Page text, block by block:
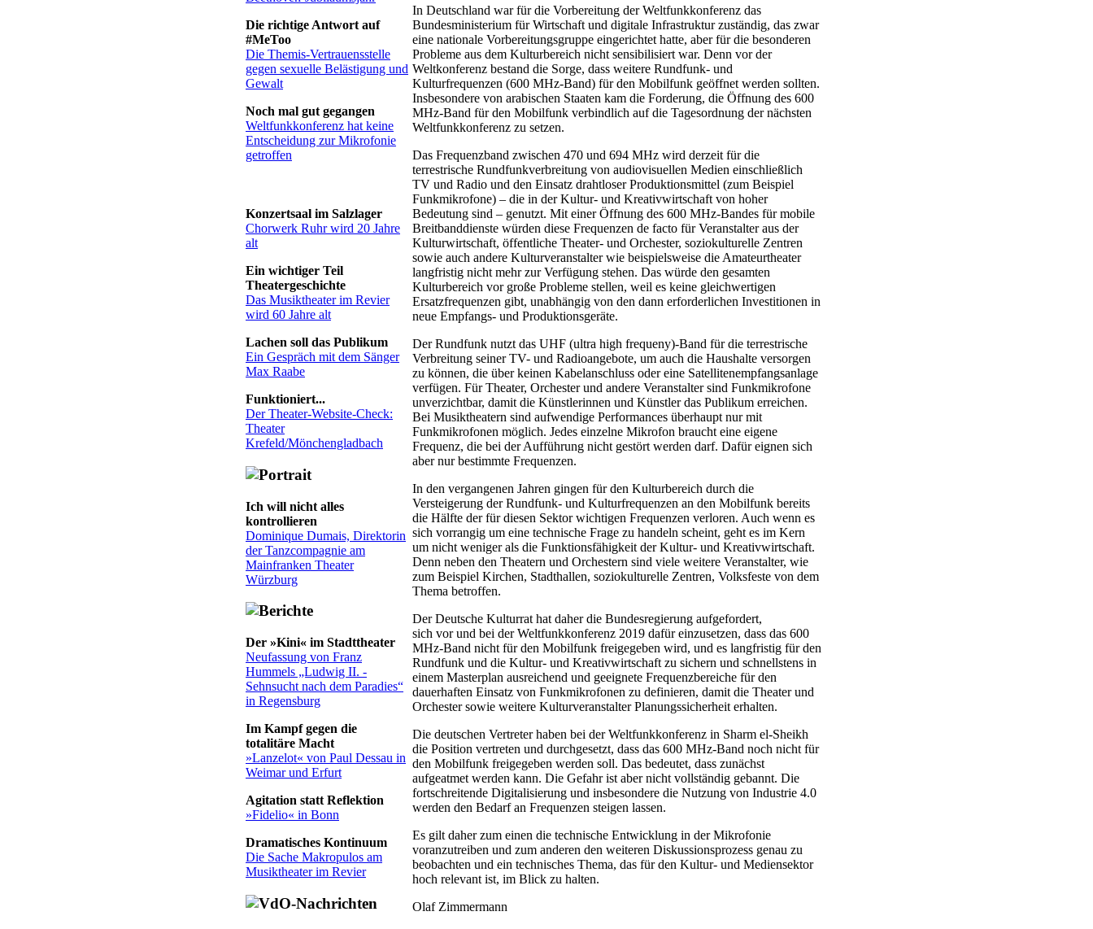
Die richtige Antwort auf
#MeToo
Die Themis-Vertrauensstelle
gegen sexuelle Belästigung und
Gewalt
Noch mal gut gegangen
Weltfunkkonferenz hat keine
Entscheidung zur Mikrofonie
getroffen
Konzertsaal im Salzlager
Chorwerk Ruhr wird 20 Jahre
alt
Ein wichtiger Teil
Theatergeschichte
Das Musiktheater im Revier
wird 60 Jahre alt
Lachen soll das Publikum
Ein Gespräch mit dem Sänger
Max Raabe
Funktioniert...
Der Theater-Website-Check:
Theater
Krefeld/Mönchengladbach
Ich will nicht alles
kontrollieren
Dominique Dumais, Direktorin
der Tanzcompagnie am
Mainfranken Theater
Würzburg
Der »Kini« im Stadttheater
Neufassung von Franz
Hummels „Ludwig II. -
Sehnsucht nach dem Paradies“
in Regensburg
Im Kampf gegen die
totalitäre Macht
»Lanzelot« von Paul Dessau in
Weimar und Erfurt
Agitation statt Reflektion
»Fidelio« in Bonn
Dramatisches Kontinuum
Die Sache Makropulos am
Musiktheater im Revier
In Deutschland war für die Vorbereitung der Weltfunkkonferenz das
Bundesministerium für Wirtschaft und digitale Infrastruktur zuständig, das zwar
eine nationale Vorbereitungsgruppe eingerichtet hatte, aber für die besonderen
Probleme aus dem Kulturbereich nicht sensibilisiert war. Denn vor der
Weltkonferenz bestand die Sorge, dass weitere Rundfunk- und
Kulturfrequenzen (600 MHz-Band) für den Mobilfunk geöffnet werden sollten.
Insbesondere von arabischen Staaten kam die Forderung, die Öffnung des 600
MHz-Band für den Mobilfunk verbindlich auf die Tagesordnung der nächsten
Weltfunkkonferenz zu setzen.
Das Frequenzband zwischen 470 und 694 MHz wird derzeit für die
terrestrische Rundfunkverbreitung von audiovisuellen Medien einschließlich
TV und Radio und den Einsatz drahtloser Produktionsmittel (zum Beispiel
Funkmikrofone) – die in der Kultur- und Kreativwirtschaft von hoher
Bedeutung sind – genutzt. Mit einer Öffnung des 600 MHz-Bandes für mobile
Breitbanddienste würden diese Frequenzen de facto für Veranstalter aus der
Kulturwirtschaft, öffentliche Theater- und Orchester, soziokulturelle Zentren
sowie auch andere Kulturveranstalter wie beispielsweise die Amateurtheater
langfristig nicht mehr zur Verfügung stehen. Das würde den gesamten
Kulturbereich vor große Probleme stellen, weil es keine gleichwertigen
Ersatzfrequenzen gibt, unabhängig von den dann erforderlichen Investitionen in
neue Empfangs- und Produktionsgeräte.
Der Rundfunk nutzt das UHF (ultra high frequeny)-Band für die terrestrische
Verbreitung seiner TV- und Radioangebote, um auch die Haushalte versorgen
zu können, die über keinen Kabelanschluss oder eine Satellitenempfangsanlage
verfügen. Für Theater, Orchester und andere Veranstalter sind Funkmikrofone
unverzichtbar, damit die Künstlerinnen und Künstler das Publikum erreichen.
Bei Musiktheatern sind aufwendige Performances überhaupt nur mit
Funkmikrofonen möglich. Jedes einzelne Mikrofon braucht eine eigene
Frequenz, die bei der Aufführung nicht gestört werden darf. Dafür eignen sich
aber nur bestimmte Frequenzen.
In den vergangenen Jahren gingen für den Kulturbereich durch die
Versteigerung der Rundfunk- und Kulturfrequenzen an den Mobilfunk bereits
die Hälfte der für diesen Sektor wichtigen Frequenzen verloren. Auch wenn es
sich vorrangig um eine technische Frage zu handeln scheint, geht es im Kern
um nicht weniger als die Funktionsfähigkeit der Kultur- und Kreativwirtschaft.
Denn neben den Theatern und Orchestern sind viele weitere Veranstalter, wie
zum Beispiel Kirchen, Stadthallen, soziokulturelle Zentren, Volksfeste von dem
Thema betroffen.
Der Deutsche Kulturrat hat daher die Bundesregierung aufgefordert,
sich vor und bei der Weltfunkkonferenz 2019 dafür einzusetzen, dass das 600
MHz-Band nicht für den Mobilfunk freigegeben wird, und es langfristig für den
Rundfunk und die Kultur- und Kreativwirtschaft zu sichern und schnellstens in
einem Masterplan ausreichend und geeignete Frequenzbereiche für den
dauerhaften Einsatz von Funkmikrofonen zu definieren, damit die Theater und
Orchester sowie weitere Kulturveranstalter Planungssicherheit erhalten.
Die deutschen Vertreter haben bei der Weltfunkkonferenz in Sharm el-Sheikh
die Position vertreten und durchgesetzt, dass das 600 MHz-Band noch nicht für
den Mobilfunk freigegeben werden soll. Das bedeutet, dass zunächst
aufgeatmet werden kann. Die Gefahr ist aber nicht vollständig gebannt. Die
fortschreitende Digitalisierung und insbesondere die Nutzung von Industrie 4.0
werden den Bedarf an Frequenzen steigen lassen.
Es gilt daher zum einen die technische Entwicklung in der Mikrofonie
voranzutreiben und zum anderen den weiteren Diskussionsprozess genau zu
beobachten und ein technisches Thema, das für den Kultur- und Mediensektor
hoch relevant ist, im Blick zu halten.
Olaf Zimmermann